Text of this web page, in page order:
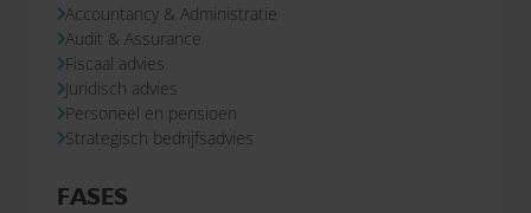
Accountancy & Administratie
Audit & Assurance
Fiscaal advies
Juridisch advies
Personeel en pensioen
Strategisch bedrijfsadvies
FASES